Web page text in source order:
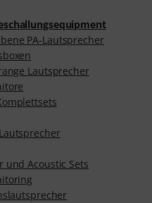
PA-Lautsprecher
Lautsprecher
und Acoustic Sets